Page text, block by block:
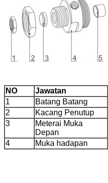
NO Jawatan
1
Batang Batang
2
Kacang Penutup
3
Meterai Muka
Depan
4 Muka hadapan